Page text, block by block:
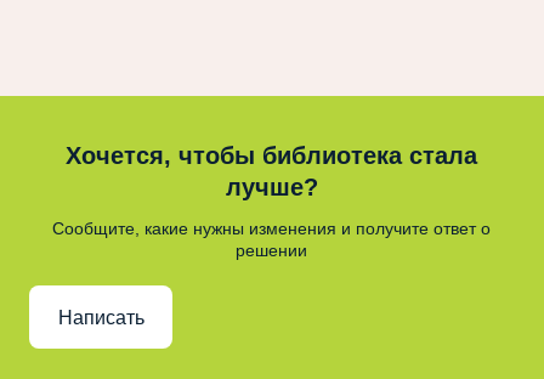
Хочется, чтобы библиотека стала
лучше?
Сообщите, какие нужны изменения и получите ответ о
решении
Написать